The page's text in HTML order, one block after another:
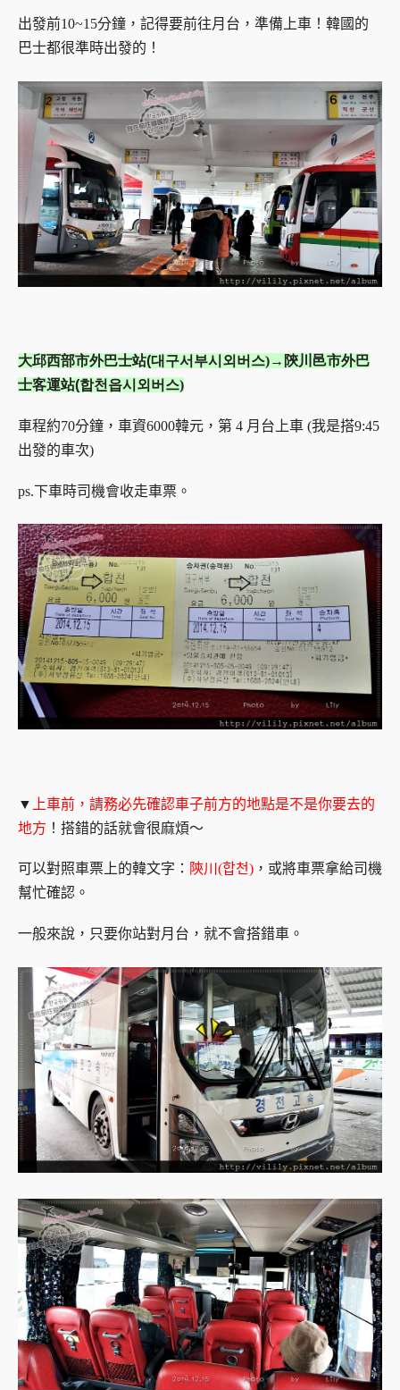
出發前10~15分鐘，記得要前往月台，準備上車！ 韓國的
巴士都很準時出發的！
大邱西部市外巴士站(대구서부시외버스)→ 陝川邑市外巴
士客運站(합천 읍시외버스)
車程約70分鐘，車資6000韓元，第 4 月台上車 (我是搭9:45
出發的車次)
ps.下車時司機會收走車票。
▼
上車前，請務必先確認車子前方的地點是不是你要去的
地方 ！搭錯的話就會很麻煩～
可以對照車票上的韓文字： 陝川(합천) ，或將車票拿給司機
幫忙確認。
一般來說，只要你站對月台，就不會搭錯車。